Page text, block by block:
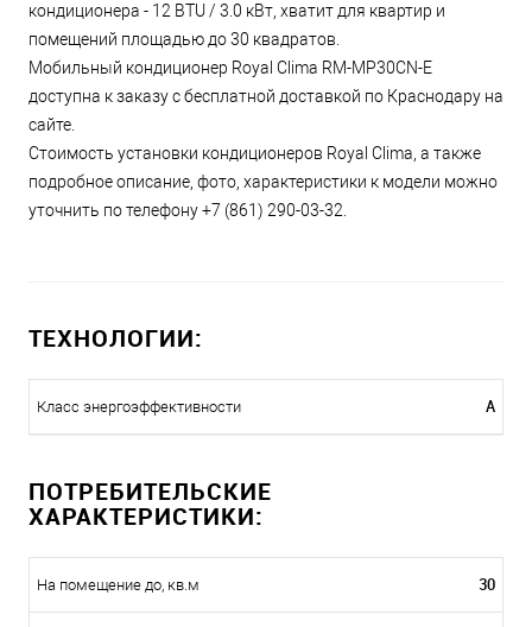
кондиционера - 12 BTU / 3.0 кВт, хватит для квартир и
помещений площадью до 30 квадратов.
Мобильный кондиционер Royal Clima RM-MP30CN-E
доступна к заказу с бесплатной доставкой по Краснодару на
сайте.
Стоимость установки кондиционеров Royal Clima, а также
подробное описание, фото, характеристики к модели можно
уточнить по телефону +7 (861) 290-03-32.
ТЕХНОЛОГИИ:
Класс энергоэффективности A
ПОТРЕБИТЕЛЬСКИЕ
ХАРАКТЕРИСТИКИ:
На помещение до, кв.м 30